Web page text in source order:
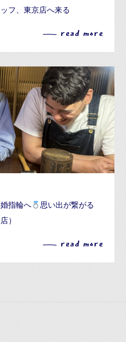
フ、東京店へ来る
read more
指輪へ
思い出が繋がる
）
read more